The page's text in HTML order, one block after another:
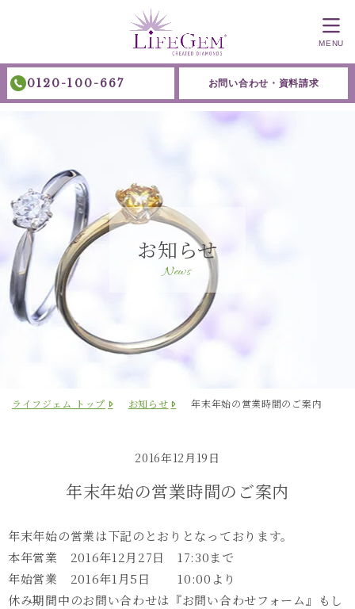
0120-100-667 お問い合わせ・資料請求
MENU
お知らせ
News
ライフジェム トップ お知らせ 年末年始の営業時間のご案内
2016年12月19日
年末年始の営業時間のご案内
年末年始の営業は下記のとおりとなっております。
本年営業 2016年12月27日 17:30まで
年始営業 2016年1月5日 10:00より
休み期間中のお問い合わせは『お問い合わせフォーム』もし